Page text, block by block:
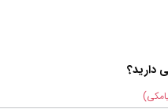
دارید؟